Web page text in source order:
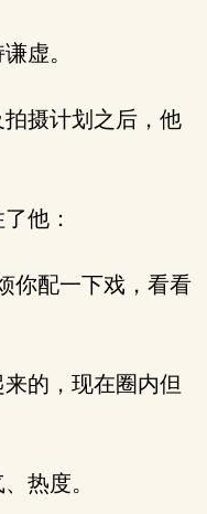
虚。
摄计划之后，他
他：
你配一下戏，看看
的，现在圈内但
热度。